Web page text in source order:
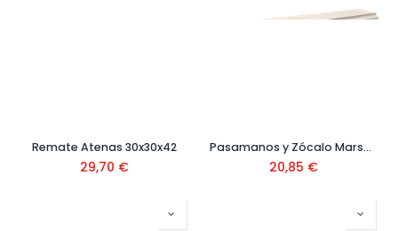
Remate Atenas 30x30x42
29,70 €
Pasamanos y Zócalo Marsella 12,5x25x100 cm
20,85 €